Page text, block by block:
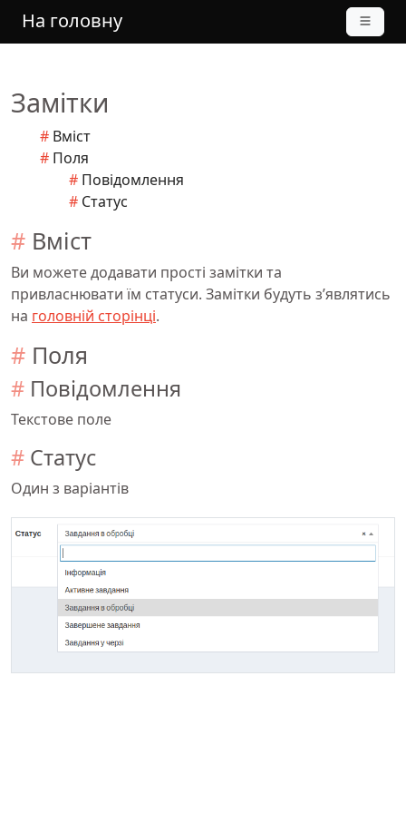
На головну
Замітки
Вміст
Поля
Повідомлення
Статус
Вміст
Ви можете додавати прості замітки та
привласнювати їм статуси. Замітки будуть з’являтись
на головній сторінці.
Поля
Повідомлення
Текстове поле
Статус
Один з варіантів